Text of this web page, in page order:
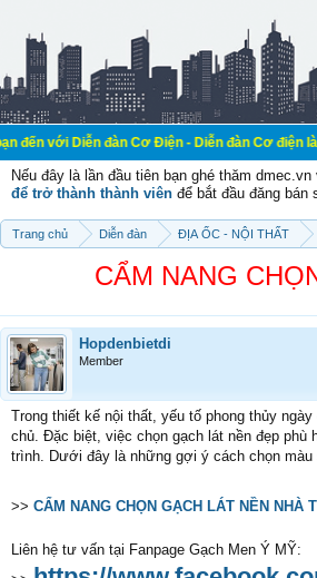
đàn Cơ Điện - Diễn đàn Cơ điện là nơi chia
Nếu đây là lần đầu tiên bạn ghé thăm
để trở thành thành viên để bắt đầu đăng bán
Trang chủ Diễn đàn ĐỊA ỐC - NỘI THẤT
CẨM NANG
Hopdenbietdi
Member
Trong thiết kế nội thất, yếu tố phong thủy
chủ. Đặc biệt, việc chọn gạch lát nền đẹp
trình. Dưới đây là những gợi ý cách chọn
>> CẨM NANG CHỌN GẠCH LÁT NỀN NHÀ
Liên hệ tư vấn tại Fanpage Gạch Men Ý MỸ: